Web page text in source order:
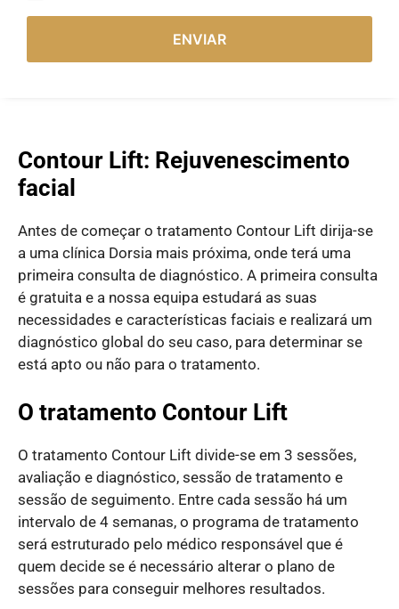
ENVIAR
Contour Lift: Rejuvenescimento
facial
Antes de começar o tratamento Contour Lift dirija-se
a uma clínica Dorsia mais próxima, onde terá uma
primeira consulta de diagnóstico. A primeira consulta
é gratuita e a nossa equipa estudará as suas
necessidades e características faciais e realizará um
diagnóstico global do seu caso, para determinar se
está apto ou não para o tratamento.
O tratamento Contour Lift
O tratamento Contour Lift divide-se em 3 sessões,
avaliação e diagnóstico, sessão de tratamento e
sessão de seguimento. Entre cada sessão há um
intervalo de 4 semanas, o programa de tratamento
será estruturado pelo médico responsável que é
quem decide se é necessário alterar o plano de
sessões para conseguir melhores resultados.